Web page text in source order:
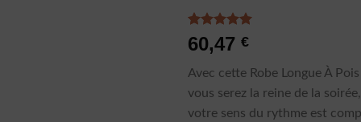
Noté5.00
sur 5 basé
5
notations
client
60,47€
Avec cette Robe Longue À
vous serez la reine de la
votre sens du rythme est